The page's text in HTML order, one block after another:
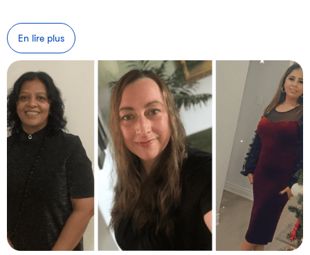
En lire plus